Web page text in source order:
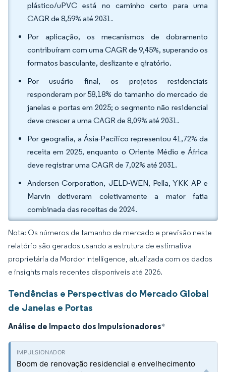
plástico/uPVC está no caminho certo para uma
CAGR de 8,59% até 2031.
Por aplicação, os mecanismos de dobramento
contribuíram com uma CAGR de 9,45%, superando os
formatos basculante, deslizante e giratório.
Por usuário final, os projetos residenciais
responderam por 58,18% do tamanho do mercado de
janelas e portas em 2025; o segmento não residencial
deve crescer a uma CAGR de 8,09% até 2031.
Por geografia, a Ásia-Pacífico representou 41,72% da
receita em 2025, enquanto o Oriente Médio e África
deve registrar uma CAGR de 7,02% até 2031.
Andersen Corporation, JELD-WEN, Pella, YKK AP e
Marvin detiveram coletivamente a maior fatia
combinada das receitas de 2024.
Nota: Os números de tamanho de mercado e previsão neste
relatório são gerados usando a estrutura de estimativa
proprietária da Mordor Intelligence, atualizada com os dados
e insights mais recentes disponíveis até 2026.
Tendências e Perspectivas do Mercado Global
de Janelas e Portas
Análise de Impacto dos Impulsionadores*
Boom de renovação residencial e envelhecimento